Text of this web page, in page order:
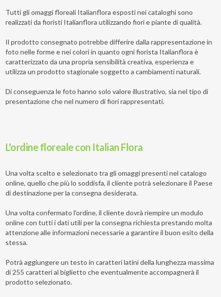
Tutti gli omaggi floreali Italianflora esposti nei cataloghi sono
realizzati da fioristi Italianflora utilizzando fiori e piante di qualità.
Il prodotto consegnato potrebbe differire dalla rappresentazione in
foto nelle forme e nei colori in quanto ogni fiorista Italianflora è
caratterizzato da una propria sensibilità creativa, esperienza e
utilizza un prodotto stagionale soggetto a cambiamenti naturali.
Di conseguenza le foto hanno solo valore illustrativo, sia nel tipo di
presentazione che nel numero di fiori rappresentati.
L'ordine floreale con Italian Flora
Una volta scelto e selezionato tra gli omaggi presenti nel catalogo
online, quello che più lo soddisfa, il cliente potrà selezionare il Paese
di destinazione per la consegna desiderata.
Una volta confermato l'ordine, il cliente dovrà riempire un modulo
online con tutti i dati utili per la consegna richiesta prestando molta
attenzione alle informazioni necessarie a garantire il buon esito della
stessa.
Potrà aggiungere un testo in caratteri latini della lunghezza massima
di 255 caratteri al biglietto che eventualmente accompagnerà il
prodotto selezionato.